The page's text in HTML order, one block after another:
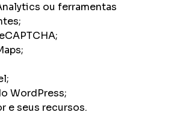
ou ferramentas
WordPress;
e seus recursos.